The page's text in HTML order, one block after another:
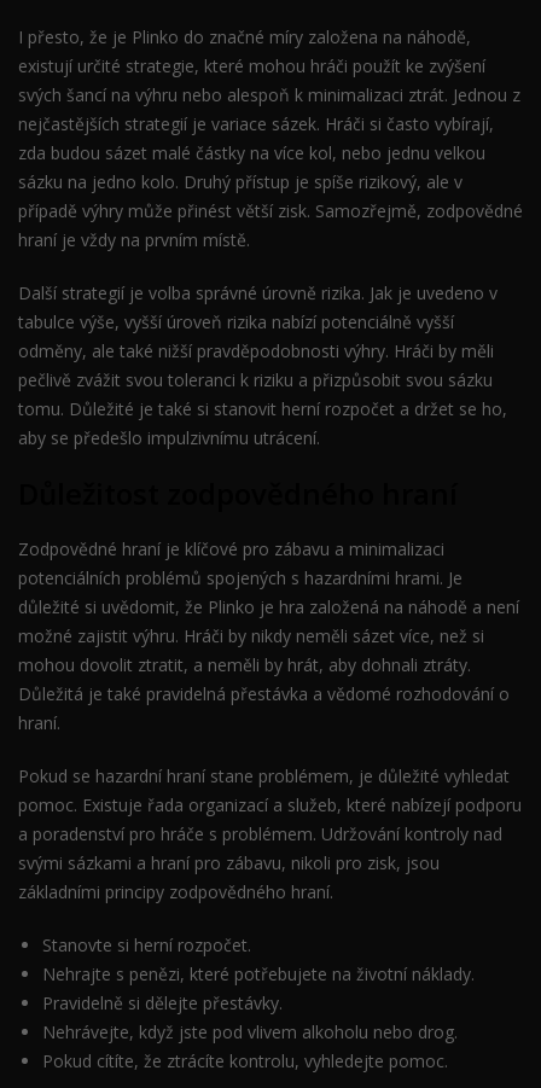
I přesto, že je Plinko do značné míry založena na náhodě,
existují určité strategie, které mohou hráči použít ke zvýšení
svých šancí na výhru nebo alespoň k minimalizaci ztrát. Jednou z
nejčastějších strategií je variace sázek. Hráči si často vybírají,
zda budou sázet malé částky na více kol, nebo jednu velkou
sázku na jedno kolo. Druhý přístup je spíše rizikový, ale v
případě výhry může přinést větší zisk. Samozřejmě, zodpovědné
hraní je vždy na prvním místě.
Další strategií je volba správné úrovně rizika. Jak je uvedeno v
tabulce výše, vyšší úroveň rizika nabízí potenciálně vyšší
odměny, ale také nižší pravděpodobnosti výhry. Hráči by měli
pečlivě zvážit svou toleranci k riziku a přizpůsobit svou sázku
tomu. Důležité je také si stanovit herní rozpočet a držet se ho,
aby se předešlo impulzivnímu utrácení.
Zodpovědné hraní je klíčové pro zábavu a minimalizaci
potenciálních problémů spojených s hazardními hrami. Je
důležité si uvědomit, že Plinko je hra založená na náhodě a není
možné zajistit výhru. Hráči by nikdy neměli sázet více, než si
mohou dovolit ztratit, a neměli by hrát, aby dohnali ztráty.
Důležitá je také pravidelná přestávka a vědomé rozhodování o
hraní.
Pokud se hazardní hraní stane problémem, je důležité vyhledat
pomoc. Existuje řada organizací a služeb, které nabízejí podporu
a poradenství pro hráče s problémem. Udržování kontroly nad
svými sázkami a hraní pro zábavu, nikoli pro zisk, jsou
základními principy zodpovědného hraní.
Stanovte si herní rozpočet.
Nehrajte s penězi, které potřebujete na životní náklady.
Pravidelně si dělejte přestávky.
Nehrávejte, když jste pod vlivem alkoholu nebo drog.
Pokud cítíte, že ztrácíte kontrolu, vyhledejte pomoc.